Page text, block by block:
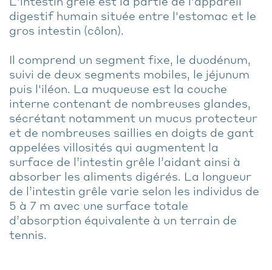
digestif humain située entre l'estomac et le
gros intestin (côlon).
Il comprend un segment fixe, le duodénum,
suivi de deux segments mobiles, le jéjunum
puis l'iléon. La muqueuse est la couche
interne contenant de nombreuses glandes,
sécrétant notamment un mucus protecteur
et de nombreuses saillies en doigts de gant
appelées villosités qui augmentent la
surface de l’intestin grêle l’aidant ainsi à
absorber les aliments digérés. La longueur
de l’intestin grêle varie selon les individus de
5 à 7 m avec une surface totale
d’absorption équivalente à un terrain de
tennis.